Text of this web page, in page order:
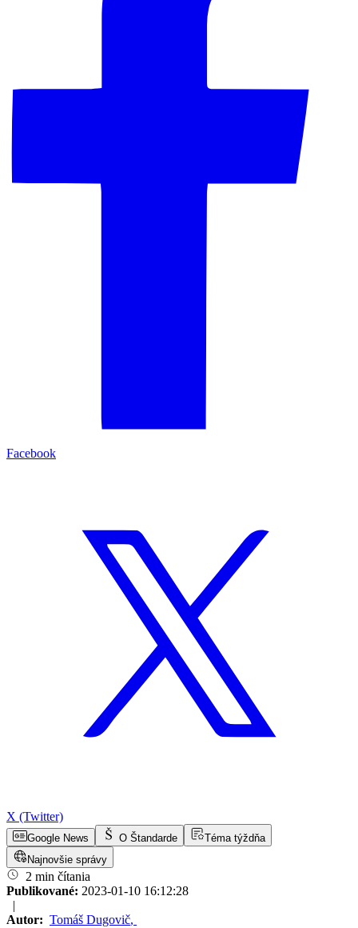
Facebook
X (Twitter)
Google News O Štandarde
Téma týždňa
Najnovšie správy
2 min čítania
Publikované: 2023-01-10 16:12:28
|
Autor: Tomáš Dugovič,